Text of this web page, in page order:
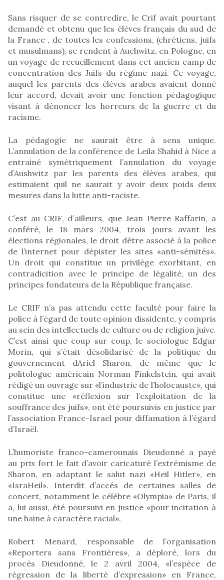
Sans risquer de se contredire, le Crif avait pourtant
demandé et obtenu que les élèves français du sud de
la France , de toutes les confessions, (chrétiens, juifs
et musulmans), se rendent à Auchwitz, en Pologne, en
un voyage de recueillement dans cet ancien camp de
concentration des Juifs du régime nazi. Ce voyage,
auquel les parents des élèves arabes avaient donné
leur accord, devait avoir une fonction pédagogique
visant à dénoncer les horreurs de la guerre et du
racisme.
La pédagogie ne saurait être à sens unique.
L’annulation de la conférence de Leila Shahid à Nice a
entrainé symétriquement l’annulation du voyage
d’Aushwitz par les parents des élèves arabes, qui
estimaient quil ne saurait y avoir deux poids deux
mesures dans la lutte anti-raciste.
C’est au CRIF, d´ailleurs, que Jean Pierre Raffarin, a
conféré, le 18 mars 2004, trois jours avant les
élections régionales, le droit dêtre associé à la police
de l’internet pour dépister les sites «anti-sémités».
Un droit qui constitue un privilège exorbitant, en
contradicition avec le principe de légalité, un des
principes fondateurs de la République française.
Le CRIF n’a pas attendu cette faculté pour faire la
police à l’égard de toute opinion dissidente, y compris
au sein des intellectuels de culture ou de religion juive.
C’est ainsi que coup sur coup, le sociologue Edgar
Morin, qui s’était désolidarisé de la politique du
gouvernement dAriel Sharon, de même que le
politologue américain Norman Finkelstein, qui avait
rédigé un ouvrage sur «l’industrie de l’holocauste», qui
constitue une «réflexion sur l’exploitation de la
souffrance des juifs», ont été poursuivis en justice par
l’association France-Israel pour diffamation à l’égard
d’Israël.
L’humoriste franco-camerounais Dieudonné a payé
au prix fort le fait d’avoir caricaturé l’extrémisme de
Sharon, en adaptant le salut nazi «Heil Hitler», en
«IsraHeil». Interdit d’accés de certaines salles de
concert, notamment le célèbre «Olympia» de Paris, il
a, lui aussi, été poursuivi en justice «pour incitation à
une haine à caractère racial».
Robert Menard, responsable de l’organisation
«Reporters sans Frontières», a déploré, lors du
procès Dieudonné, le 2 avril 2004, «l’espèce de
régression de la liberté d’expression» en France,